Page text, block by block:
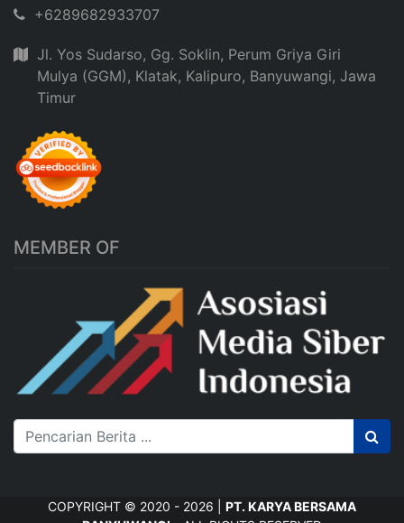
+6289682933707
Jl. Yos Sudarso, Gg. Soklin, Perum Griya Giri
Mulya (GGM), Klatak, Kalipuro, Banyuwangi, Jawa
Timur
MEMBER OF
COPYRIGHT © 2020 - 2026 | PT. KARYA BERSAMA